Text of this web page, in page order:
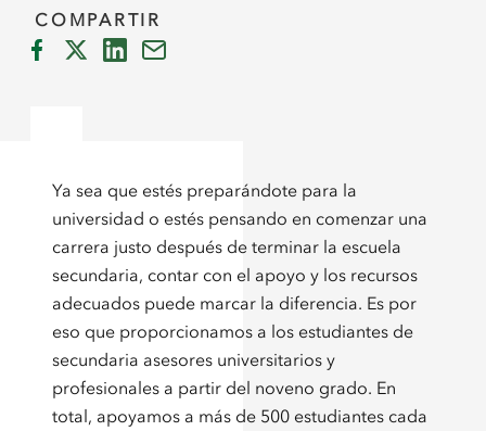
COMPARTIR
Ya sea que estés preparándote para la
universidad o estés pensando en comenzar una
carrera justo después de terminar la escuela
secundaria, contar con el apoyo y los recursos
adecuados puede marcar la diferencia. Es por
eso que proporcionamos a los estudiantes de
secundaria asesores universitarios y
profesionales a partir del noveno grado. En
total, apoyamos a más de 500 estudiantes cada